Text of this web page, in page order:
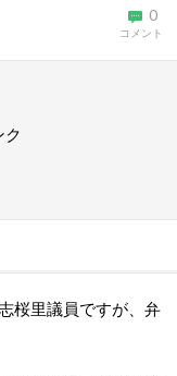
0
コメント
ク
桜里議員ですが、弁